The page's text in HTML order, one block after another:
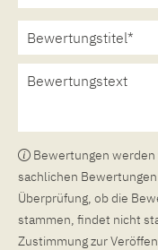
Bewertungen
sachlichen
Überprüfung, ob die
stammen, findet nicht
Zustimmung zur